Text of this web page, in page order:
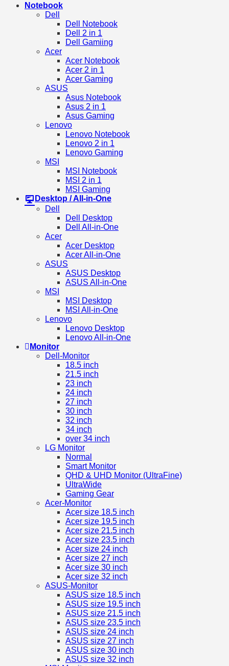
Notebook
Dell
Dell Notebook
Dell 2 in 1
Dell Gamiing
Acer
Acer Notebook
Acer 2 in 1
Acer Gaming
ASUS
Asus Notebook
Asus 2 in 1
Asus Gaming
Lenovo
Lenovo Notebook
Lenovo 2 in 1
Lenovo Gaming
MSI
MSI Notebook
MSI 2 in 1
MSI Gaming
Desktop / All-in-One
Dell
Dell Desktop
Dell All-in-One
Acer
Acer Desktop
Acer All-in-One
ASUS
ASUS Desktop
ASUS All-in-One
MSI
MSI Desktop
MSI All-in-One
Lenovo
Lenovo Desktop
Lenovo All-in-One
Monitor
Dell-Monitor
18.5 inch
21.5 inch
23 inch
24 inch
27 inch
30 inch
32 inch
34 inch
over 34 inch
LG Monitor
Normal
Smart Monitor
QHD & UHD Monitor (UltraFine)
UltraWide
Gaming Gear
Acer-Monitor
Acer size 18.5 inch
Acer size 19.5 inch
Acer size 21.5 inch
Acer size 23.5 inch
Acer size 24 inch
Acer size 27 inch
Acer size 30 inch
Acer size 32 inch
ASUS-Monitor
ASUS size 18.5 inch
ASUS size 19.5 inch
ASUS size 21.5 inch
ASUS size 23.5 inch
ASUS size 24 inch
ASUS size 27 inch
ASUS size 30 inch
ASUS size 32 inch